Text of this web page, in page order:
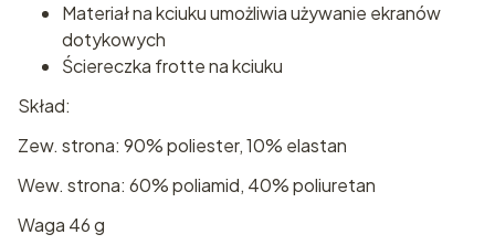
Materiał na kciuku umożliwia używanie ekranów
dotykowych
Ściereczka frotte na kciuku
Skład:
Zew. strona: 90% poliester, 10% elastan
Wew. strona: 60% poliamid, 40% poliuretan
Waga 46 g